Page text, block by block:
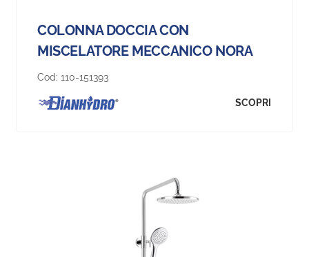
COLONNA DOCCIA CON
MISCELATORE MECCANICO NORA
Cod: 110-151393
SCOPRI